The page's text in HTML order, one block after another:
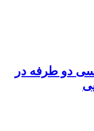
دو طرفه در